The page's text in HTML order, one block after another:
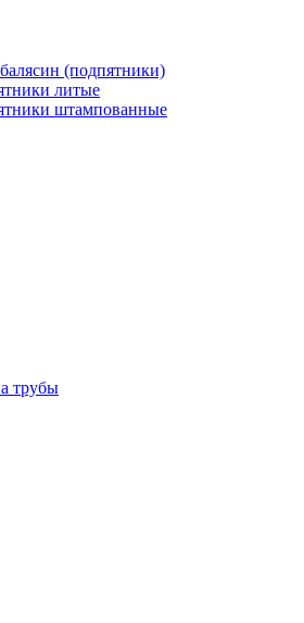
(подпятники)
литые
штампованные
трубы